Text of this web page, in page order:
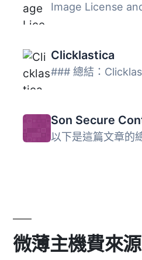
Clicklastica
微薄主機費來源